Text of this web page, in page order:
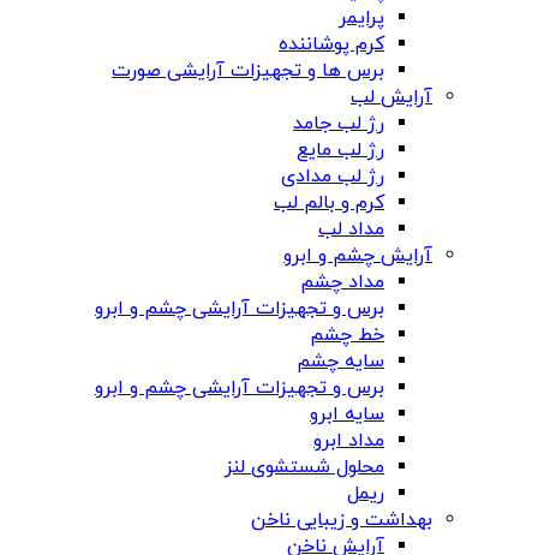
پرایمر
کرم پوشاننده
برس ها و تجهیزات آرایشی صورت
آرایش لب
رژ لب جامد
رژ لب مایع
رژ لب مدادی
کرم و بالم لب
مداد لب
آرایش چشم و ابرو
مداد چشم
برس و تجهیزات آرایشی چشم و ابرو
خط چشم
سایه چشم
برس و تجهیزات آرایشی چشم و ابرو
سایه ابرو
مداد ابرو
محلول شستشوی لنز
ریمل
بهداشت و زیبایی ناخن
آرایش ناخن